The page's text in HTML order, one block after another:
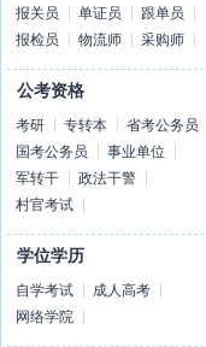
报关员
单证员
跟单员
报检员
物流师 采购师
公考资格
考研 专转本
省考公务员
国考公务员
事业单位
军转干
政法干警
村官考试
学位学历
自学考试
成人高考
网络学院